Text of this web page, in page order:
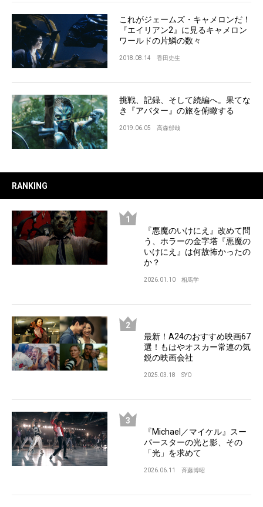
これがジェームズ・キャメロンだ！
『エイリアン2』に見るキャメロン
ワールドの片鱗の数々
2018.08.14 香田史生
挑戦、記録、そして続編へ。果てな
き『アバター』の旅を俯瞰する
2019.06.05 高森郁哉
RANKING
『悪魔のいけにえ』改めて問
う、ホラーの金字塔『悪魔の
いけにえ』は何故怖かったの
か？
2026.01.10 相馬学
最新！A24のおすすめ映画67
選！もはやオスカー常連の気
鋭の映画会社
2025.03.18 SYO
『Michael／マイケル』スー
パースターの光と影、その
「光」を求めて
2026.06.11 斉藤博昭